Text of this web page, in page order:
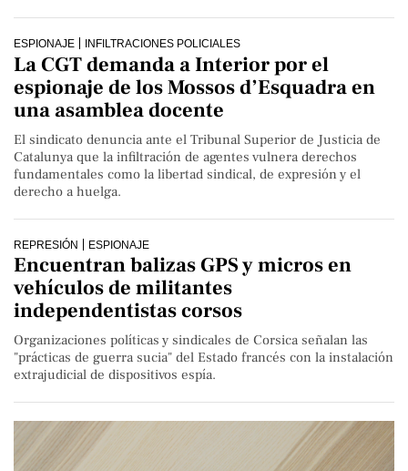
ESPIONAJE INFILTRACIONES POLICIALES
La CGT demanda a Interior por el
espionaje de los Mossos d’Esquadra en
una asamblea docente
El sindicato denuncia ante el Tribunal Superior de Justicia de
Catalunya que la infiltración de agentes vulnera derechos
fundamentales como la libertad sindical, de expresión y el
derecho a huelga.
REPRESIÓN ESPIONAJE
Encuentran balizas GPS y micros en
vehículos de militantes
independentistas corsos
Organizaciones políticas y sindicales de Corsica señalan las
"prácticas de guerra sucia" del Estado francés con la instalación
extrajudicial de dispositivos espía.